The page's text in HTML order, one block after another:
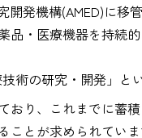
発機構(AMED)に移
・医療機器を持続
術の研究・開発」と
り、これまでに蓄
とが求められていま